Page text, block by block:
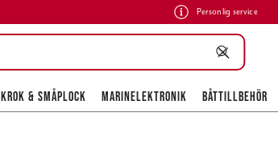
Personlig service
KROK & SMÅPLOCK MARINELEKTRONIK BÅTTILLBEHÖR